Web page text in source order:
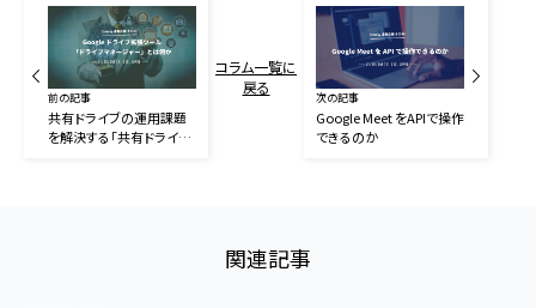
前の記事
共有ドライブの運用課題
を解決する「共有ドライブ
コラム一覧に
戻る
次の記事
Google Meet をAPIで操作
できるのか
関連記事